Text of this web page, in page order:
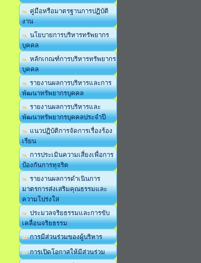
คู่มือหรือมาตรฐานการปฏิบัติ
งาน
นโยบายการบริหารทรัพยากร
บุคคล
หลักเกณฑ์การบริหารทรัพยากร
บุคคล
รายงานผลการบริหารและการ
พัฒนาทรัพยากรบุคคล
รายงานผลการบริหารและ
พัฒนาทรัพยากรบุคคลประจำปี
แนวปฏิบัติการจัดการเรื่องร้อง
เรียน
การประเมินความเสี่ยงเพื่อการ
ป้องกันการทุจริต
รายงานผลการดำเนินการ
มาตรการส่งเสริมคุณธรรมและ
ความโปร่งใส
ประมวลจริยธรรมและการขับ
เคลื่อนจริยธรรม
การมีส่วนร่วมของผู้บริหาร
การเปิดโอกาสให้มีส่วนร่วม